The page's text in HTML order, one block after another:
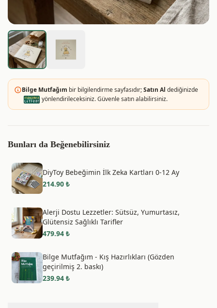
Bilge Mutfağım bir bilgilendirme sayfasıdır;Satın Al dediğinizde
yönlendirileceksiniz. Güvenle satın alabilirsiniz.
Bunları da Beğenebilirsiniz
DiyToy Bebeğimin İlk Zeka Kartları 0-12 Ay
214.90 ₺
Alerji Dostu Lezzetler: Sütsüz, Yumurtasız,
Glütensiz Sağlıklı Tarifler
479.94 ₺
Bilge Mutfağım - Kış Hazırlıkları (Gözden
geçirilmiş 2. baskı)
239.94 ₺